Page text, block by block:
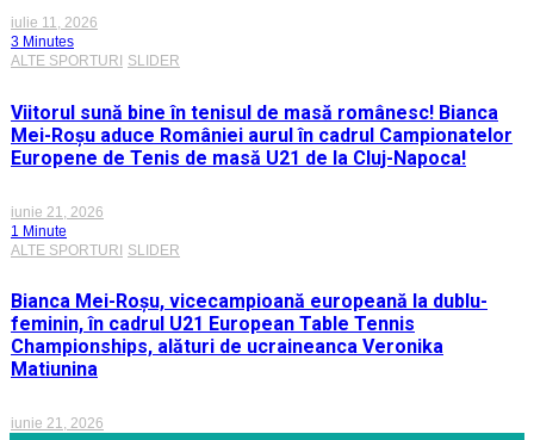
iulie 11, 2026
3 Minutes
ALTE SPORTURI
SLIDER
Viitorul sună bine în tenisul de masă românesc! Bianca
Mei-Roșu aduce României aurul în cadrul Campionatelor
Europene de Tenis de masă U21 de la Cluj-Napoca!
iunie 21, 2026
1 Minute
ALTE SPORTURI SLIDER
Bianca Mei-Roșu, vicecampioană europeană la dublu-
feminin, în cadrul U21 European Table Tennis
Championships, alături de ucraineanca Veronika
Matiunina
iunie 21, 2026